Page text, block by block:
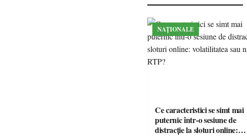
NAȚIONALE
Ce caracteristici se simt mai
puternic într-o sesiune de
distracție la sloturi online: